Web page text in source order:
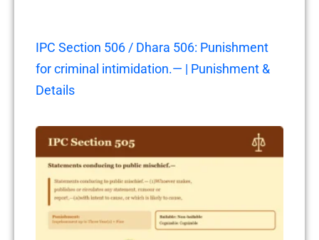
IPC Section 506 / Dhara 506: Punishment
for criminal intimidation.— | Punishment &
Details